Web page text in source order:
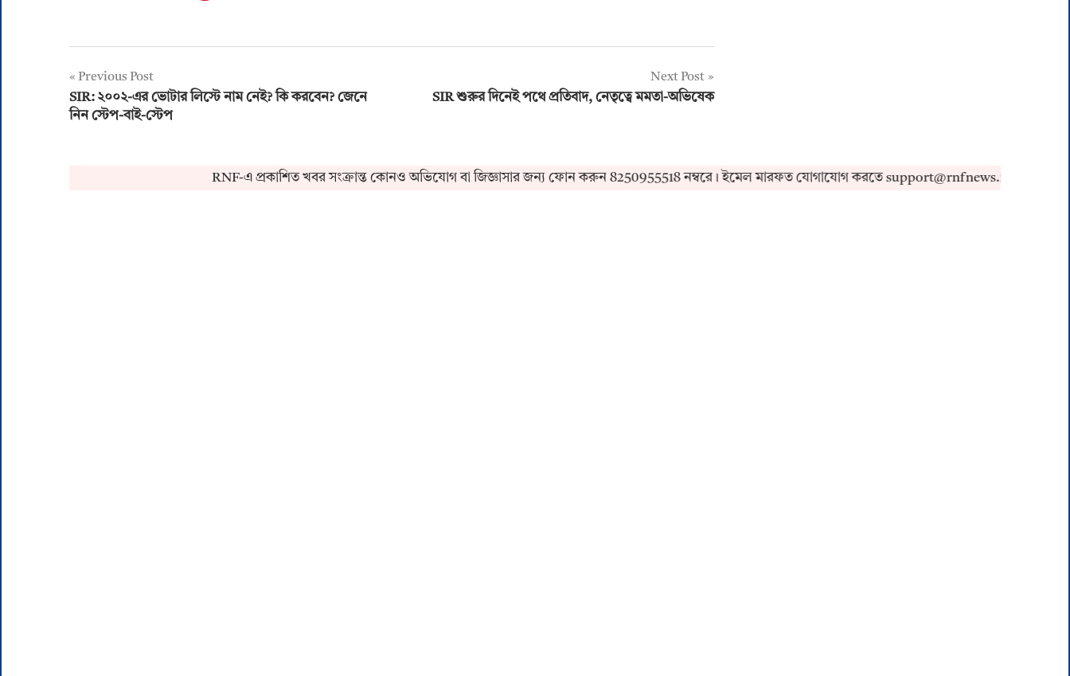
Post
navigation
Previous Post
SIR: ২০০২-এর ভোটার লিস্টে নাম নেই? কি করবেন? জেনে
নিন স্টেপ-বাই-স্টেপ
Next Post
SIR শুরুর দিনেই পথে প্রতিবাদ, নেতৃত্বে মমতা-অভিষেক
RNF-এ প্রকাশিত খবর সংক্রান্ত কোনও অভিযোগ বা জিজ্ঞাসার জন্য ফোন করুন 8250955518 নম্বরে। ইমেল মারফত যোগাযোগ করতে support@rnfnews.in-এ মেইল করুন।